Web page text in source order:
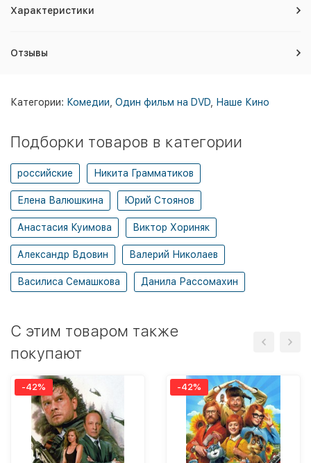
Характеристики
Отзывы
Категории: Комедии Один фильм на DVD Наше Кино
Подборки товаров в категории
российские Никита Грамматиков
Елена Валюшкина Юрий Стоянов
Анастасия Куимова Виктор Хориняк
Александр Вдовин Валерий Николаев
Василиса Семашкова Данила Рассомахин
C этим товаром также
покупают
-42% -42%